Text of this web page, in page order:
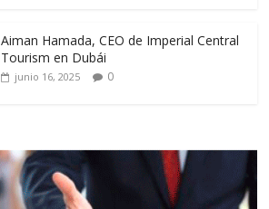
Aiman Hamada, CEO de Imperial Central
Tourism en Dubái
junio 16, 2025 0